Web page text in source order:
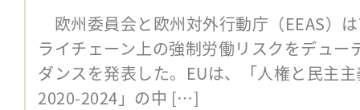
欧州委員会と欧州対外行動庁（EEAS）
ライチェーン上の強制労働リスクをデュ
ダンスを発表した。EUは、「人権と民主
2020-2024」の中 […]